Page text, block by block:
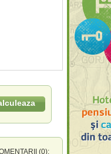
(0):